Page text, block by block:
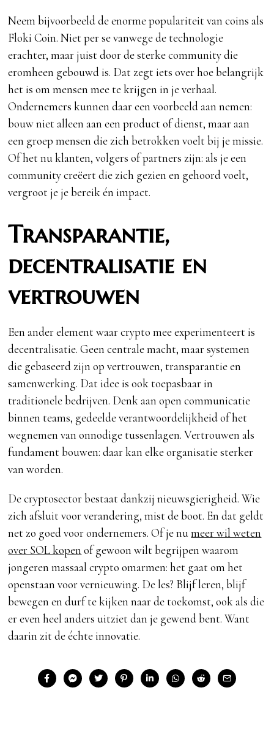
Neem bijvoorbeeld de enorme populariteit van coins als
Floki Coin. Niet per se vanwege de technologie
erachter, maar juist door de sterke community die
eromheen gebouwd is. Dat zegt iets over hoe belangrijk
het is om mensen mee te krijgen in je verhaal.
Ondernemers kunnen daar een voorbeeld aan nemen:
bouw niet alleen aan een product of dienst, maar aan
een groep mensen die zich betrokken voelt bij je missie.
Of het nu klanten, volgers of partners zijn: als je een
community creëert die zich gezien en gehoord voelt,
vergroot je je bereik én impact.
Transparantie,
decentralisatie en
vertrouwen
Een ander element waar crypto mee experimenteert is
decentralisatie. Geen centrale macht, maar systemen
die gebaseerd zijn op vertrouwen, transparantie en
samenwerking. Dat idee is ook toepasbaar in
traditionele bedrijven. Denk aan open communicatie
binnen teams, gedeelde verantwoordelijkheid of het
wegnemen van onnodige tussenlagen. Vertrouwen als
fundament bouwen: daar kan elke organisatie sterker
van worden.
De cryptosector bestaat dankzij nieuwsgierigheid. Wie
zich afsluit voor verandering, mist de boot. En dat geldt
net zo goed voor ondernemers. Of je numeer wil weten
over SOL kopen of gewoon wilt begrijpen waarom
jongeren massaal crypto omarmen: het gaat om het
openstaan voor vernieuwing. De les? Blijf leren, blijf
bewegen en durf te kijken naar de toekomst, ook als die
er even heel anders uitziet dan je gewend bent. Want
daarin zit de échte innovatie.